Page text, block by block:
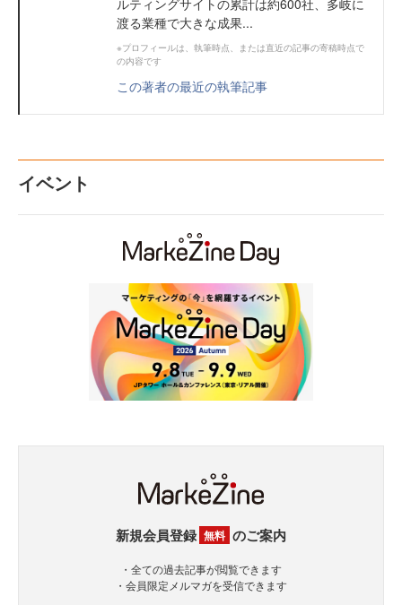
ルティングサイトの累計は約600社、多岐に
渡る業種で大きな成果...
※プロフィールは、執筆時点、または直近の記事の寄稿時点で
の内容です
この著者の最近の執筆記事
イベント
新規会員登録 無料 のご案内
・全ての過去記事が閲覧できます
・会員限定メルマガを受信できます